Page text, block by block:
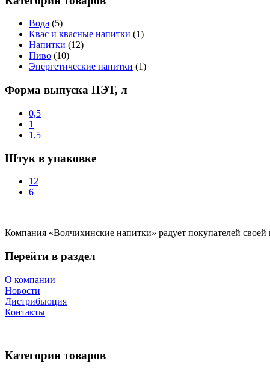
Вода (5)
Квас и квасные напитки (1)
Напитки (12)
Пиво (10)
Энергетические напитки (1)
Форма выпуска ПЭТ, л
0,5
1
1,5
Штук в упаковке
12
6
Компания «Волчихинские напитки» радует покупателей своей
Перейти в раздел
О компании
Новости
Дистрибьюция
Контакты
Категории товаров